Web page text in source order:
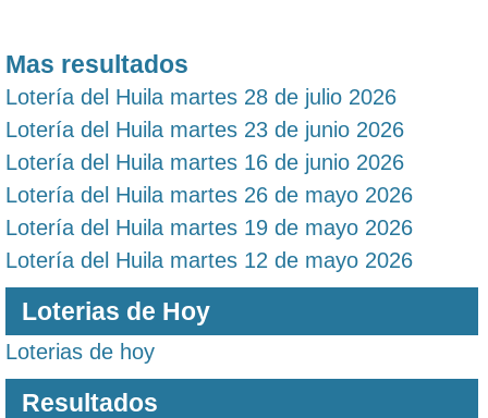
Mas resultados
Lotería del Huila martes 28 de julio 2026
Lotería del Huila martes 23 de junio 2026
Lotería del Huila martes 16 de junio 2026
Lotería del Huila martes 26 de mayo 2026
Lotería del Huila martes 19 de mayo 2026
Lotería del Huila martes 12 de mayo 2026
Loterias de Hoy
Loterias de hoy
Resultados